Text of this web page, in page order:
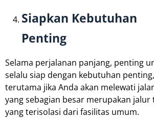
Siapkan Kebutuhan
Penting
Selama perjalanan panjang, penting
selalu siap dengan kebutuhan penting,
terutama jika Anda akan melewati
yang sebagian besar merupakan jalur
yang terisolasi dari fasilitas umum.